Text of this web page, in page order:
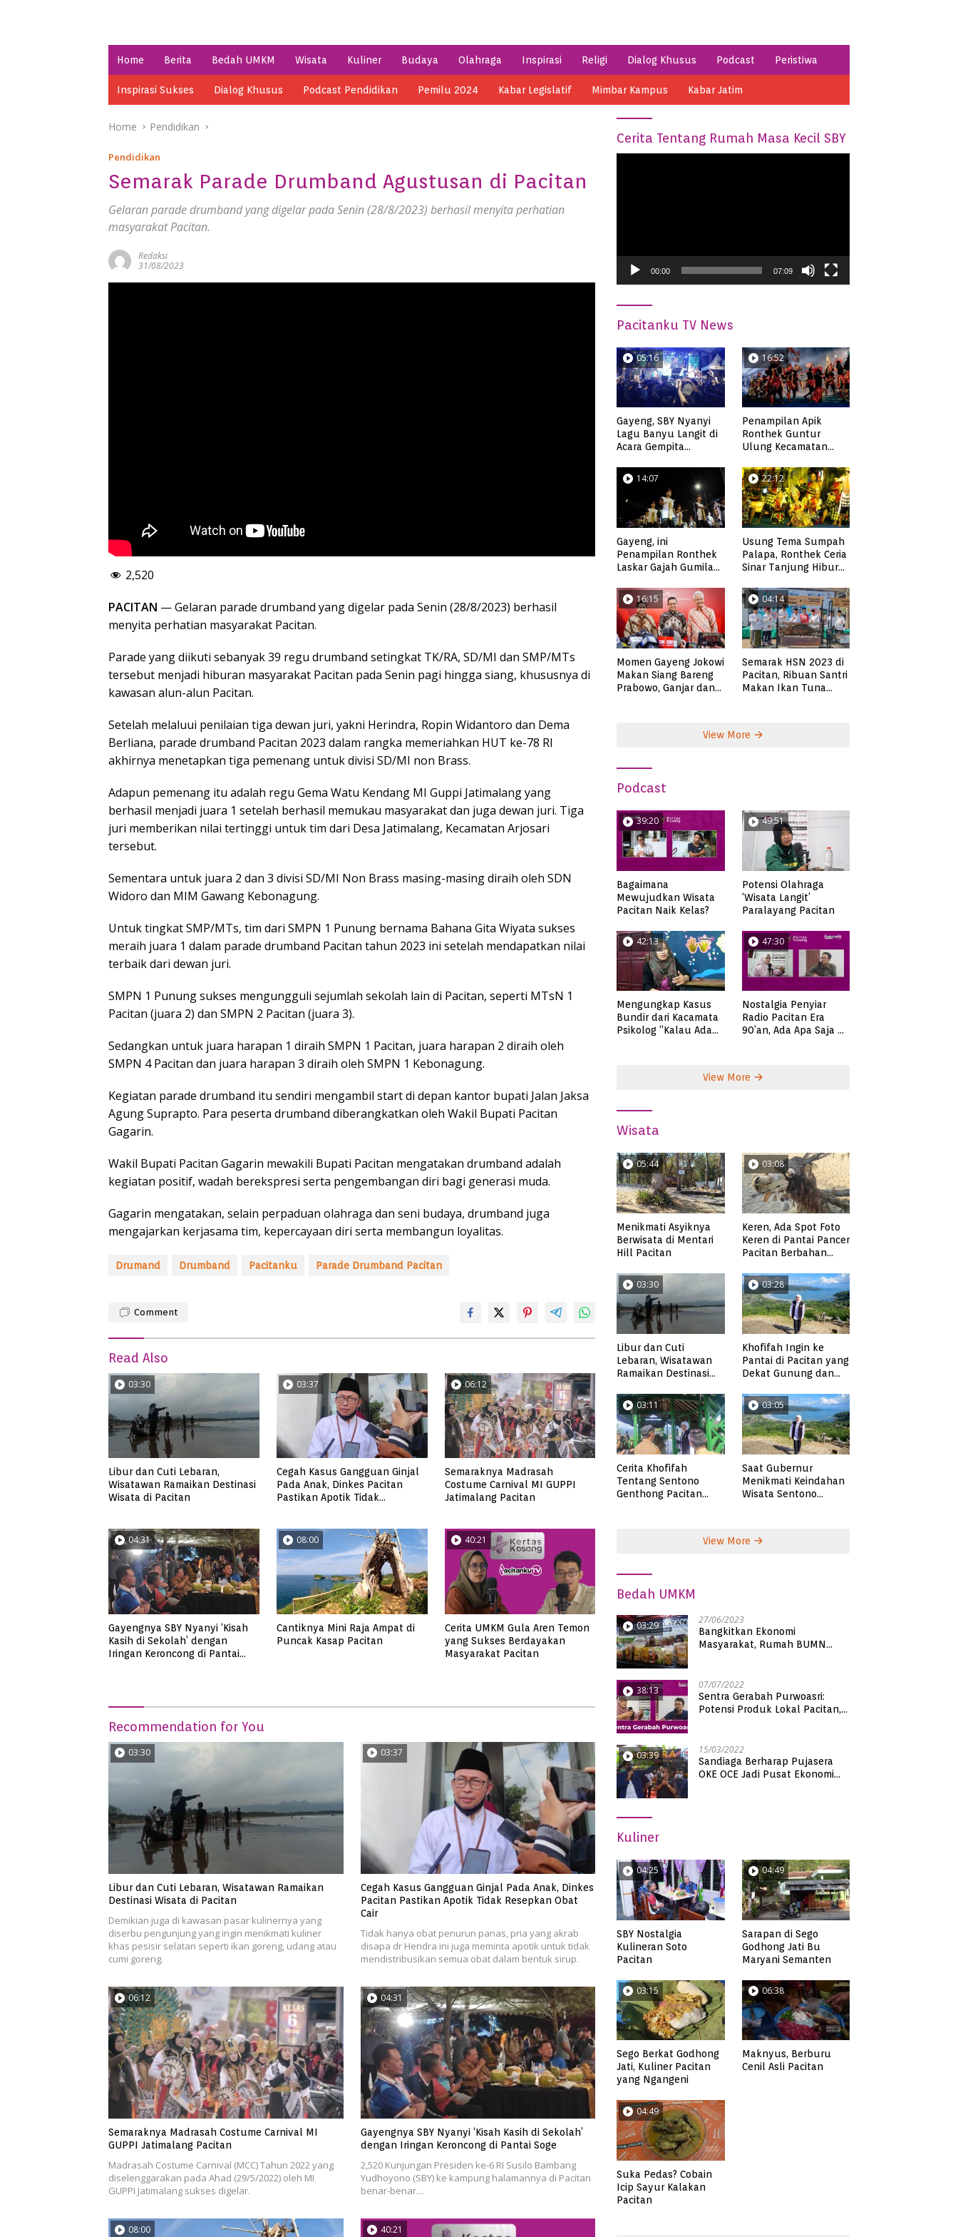
Home Berita Bedah UMKM Wisata Kuliner Budaya Olahraga Inspirasi Religi Dialog Khusus Podcast Peristiwa
Inspirasi Sukses Dialog Khusus Podcast Pendidikan Pemilu 2024 Kabar Legislatif Mimbar Kampus Kabar Jatim
Home Pendidikan
Pendidikan
Semarak Parade Drumband Agustusan di Pacitan
Gelaran parade drumband yang digelar pada Senin (28/8/2023) berhasil menyita perhatian
masyarakat Pacitan.
Redaksi
31/08/2023
2,520
PACITAN — Gelaran parade drumband yang digelar pada Senin (28/8/2023) berhasil
menyita perhatian masyarakat Pacitan.
Parade yang diikuti sebanyak 39 regu drumband setingkat TK/RA, SD/MI dan SMP/MTs
tersebut menjadi hiburan masyarakat Pacitan pada Senin pagi hingga siang, khususnya di
kawasan alun-alun Pacitan.
Setelah melaluui penilaian tiga dewan juri, yakni Herindra, Ropin Widantoro dan Dema
Berliana, parade drumband Pacitan 2023 dalam rangka memeriahkan HUT ke-78 RI
akhirnya menetapkan tiga pemenang untuk divisi SD/MI non Brass.
Adapun pemenang itu adalah regu Gema Watu Kendang MI Guppi Jatimalang yang
berhasil menjadi juara 1 setelah berhasil memukau masyarakat dan juga dewan juri. Tiga
juri memberikan nilai tertinggi untuk tim dari Desa Jatimalang, Kecamatan Arjosari
tersebut.
Sementara untuk juara 2 dan 3 divisi SD/MI Non Brass masing-masing diraih oleh SDN
Widoro dan MIM Gawang Kebonagung.
Untuk tingkat SMP/MTs, tim dari SMPN 1 Punung bernama Bahana Gita Wiyata sukses
meraih juara 1 dalam parade drumband Pacitan tahun 2023 ini setelah mendapatkan nilai
terbaik dari dewan juri.
SMPN 1 Punung sukses mengungguli sejumlah sekolah lain di Pacitan, seperti MTsN 1
Pacitan (juara 2) dan SMPN 2 Pacitan (juara 3).
Sedangkan untuk juara harapan 1 diraih SMPN 1 Pacitan, juara harapan 2 diraih oleh
SMPN 4 Pacitan dan juara harapan 3 diraih oleh SMPN 1 Kebonagung.
Kegiatan parade drumband itu sendiri mengambil start di depan kantor bupati Jalan Jaksa
Agung Suprapto. Para peserta drumband diberangkatkan oleh Wakil Bupati Pacitan
Gagarin.
Wakil Bupati Pacitan Gagarin mewakili Bupati Pacitan mengatakan drumband adalah
kegiatan positif, wadah berekspresi serta pengembangan diri bagi generasi muda.
Gagarin mengatakan, selain perpaduan olahraga dan seni budaya, drumband juga
mengajarkan kerjasama tim, kepercayaan diri serta membangun loyalitas.
Drumand Drumband Pacitanku Parade Drumband Pacitan
Comment
Read Also
03:30
Libur dan Cuti Lebaran,
Wisatawan Ramaikan Destinasi
Wisata di Pacitan
03:37
Cegah Kasus Gangguan Ginjal
Pada Anak, Dinkes Pacitan
Pastikan Apotik Tidak
06:12
Semaraknya Madrasah
Costume Carnival MI GUPPI
Jatimalang Pacitan
04:31
Gayengnya SBY Nyanyi ‘Kisah
Kasih di Sekolah’ dengan
Iringan Keroncong di Pantai
08:00
Cantiknya Mini Raja Ampat di
Puncak Kasap Pacitan
40:21
Cerita UMKM Gula Aren Temon
yang Sukses Berdayakan
Masyarakat Pacitan
Recommendation for You
03:30
Libur dan Cuti Lebaran, Wisatawan Ramaikan
Destinasi Wisata di Pacitan
Demikian juga di kawasan pasar kulinernya yang
diserbu pengunjung yang ingin menikmati kuliner
khas pesisir selatan seperti ikan goreng, udang atau
cumi goreng.
03:37
Cegah Kasus Gangguan Ginjal Pada Anak, Dinkes
Pacitan Pastikan Apotik Tidak Resepkan Obat
Cair
Tidak hanya obat penurun panas, pria yang akrab
disapa dr Hendra ini juga meminta apotik untuk tidak
mendistribusikan semua obat dalam bentuk sirup.
06:12
Semaraknya Madrasah Costume Carnival MI
GUPPI Jatimalang Pacitan
Madrasah Costume Carnival (MCC) Tahun 2022 yang
diselenggarakan pada Ahad (29/5/2022) oleh MI
GUPPI Jatimalang sukses digelar.
04:31
Gayengnya SBY Nyanyi ‘Kisah Kasih di Sekolah’
dengan Iringan Keroncong di Pantai Soge
2,520 Kunjungan Presiden ke-6 RI Susilo Bambang
Yudhoyono (SBY) ke kampung halamannya di Pacitan
benar-benar…
08:00 40:21
Cerita Tentang Rumah Masa Kecil SBY
00:00 07:09
Pacitanku TV News
05:16
Gayeng, SBY Nyanyi
Lagu Banyu Langit di
Acara Gempita
16:52
Penampilan Apik
Ronthek Guntur
Ulung Kecamatan
14:07
Gayeng, ini
Penampilan Ronthek
Laskar Gajah Gumilap
22:12
Usung Tema Sumpah
Palapa, Ronthek Ceria
Sinar Tanjung Hibur
FRP 2023
16:15
Momen Gayeng Jokowi
Makan Siang Bareng
Prabowo, Ganjar dan
04:14
Semarak HSN 2023 di
Pacitan, Ribuan Santri
Makan Ikan Tuna
View More
Podcast
39:20
Bagaimana
Mewujudkan Wisata
Pacitan Naik Kelas?
49:51
Potensi Olahraga
‘Wisata Langit’
Paralayang Pacitan
42:13
Mengungkap Kasus
Bundir dari Kacamata
Psikolog “Kalau Ada
47:30
Nostalgia Penyiar
Radio Pacitan Era
90’an, Ada Apa Saja di
View More
Wisata
05:44
Menikmati Asyiknya
Berwisata di Mentari
Hill Pacitan
03:08
Keren, Ada Spot Foto
Keren di Pantai Pancer
Pacitan Berbahan
03:30
Libur dan Cuti
Lebaran, Wisatawan
Ramaikan Destinasi
03:28
Khofifah Ingin ke
Pantai di Pacitan yang
Dekat Gunung dan
Pangasan?
03:11
Cerita Khofifah
Tentang Sentono
Genthong Pacitan
03:05
Saat Gubernur
Menikmati Keindahan
Wisata Sentono
View More
Bedah UMKM
03:29 27/06/2023
Bangkitkan Ekonomi
Masyarakat, Rumah BUMN
38:13 07/07/2022
Sentra Gerabah Purwoasri:
Potensi Produk Lokal Pacitan,
03:39 15/03/2022
Sandiaga Berharap Pujasera
OKE OCE Jadi Pusat Ekonomi
Kuliner
04:25
SBY Nostalgia
Kulineran Soto
Pacitan
04:49
Sarapan di Sego
Godhong Jati Bu
Maryani Semanten
03:15
Sego Berkat Godhong
Jati, Kuliner Pacitan
yang Ngangeni
06:38
Maknyus, Berburu
Cenil Asli Pacitan
04:49
Suka Pedas? Cobain
Icip Sayur Kalakan
Pacitan